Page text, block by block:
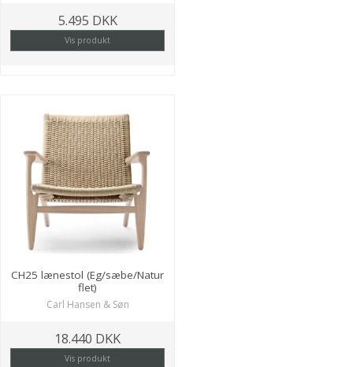
5.495 DKK
Vis produkt
CH25 lænestol (Eg/sæbe/Natur
flet)
Carl Hansen & Søn
18.440 DKK
Vis produkt